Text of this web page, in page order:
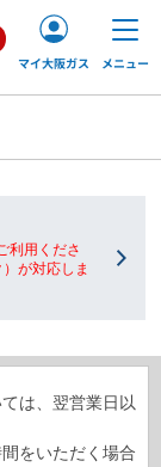
マイ大阪ガス メニュー
利用くださ
が対応しま
は、翌営業日以
をいただく場合